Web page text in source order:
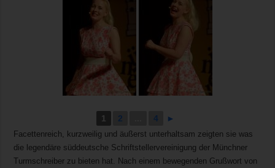
1 2 4 ►
Facettenreich, kurzweilig und äußerst unterhaltsam zeigten sie was
die legendäre süddeutsche Schriftstellervereinigung der Münchner
Turmschreiber zu bieten hat. Nach einem bewegenden Grußwort von